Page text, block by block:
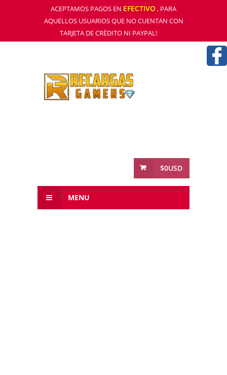
ACEPTAMOS PAGOS EN EFECTIVO, PARA
AQUELLOS USUARIOS QUE NO CUENTAN CON
TARJETA DE CRÉDITO NI PAYPAL!
$0USD
MENU